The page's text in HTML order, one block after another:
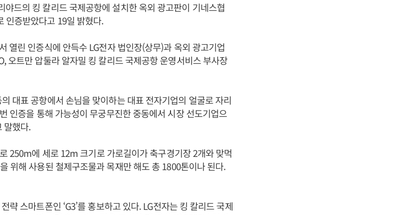
야드의 킹 칼리드 국제공항에 설치한 옥외 광고판이 기네스협
인증받았다고 19일 밝혔다.
열린 인증식에 안득수 LG전자 법인장(상무)과 옥외 광고기업
오트만 압둘라 알자밀 킹 칼리드 국제공항 운영서비스 부사장
대표 공항에서 손님을 맞이하는 대표 전자기업의 얼굴로 자리
인증을 통해 가능성이 무궁무진한 중동에서 시장 선도기업으
말했다.
250m에 세로 12m 크기로 가로길이가 축구경기장 2개와 맞먹
위해 사용된 철제구조물과 목재만 해도 총 1800톤이나 된다.
략 스마트폰인 ‘G3’를 홍보하고 있다. LG전자는 킹 칼리드 국제